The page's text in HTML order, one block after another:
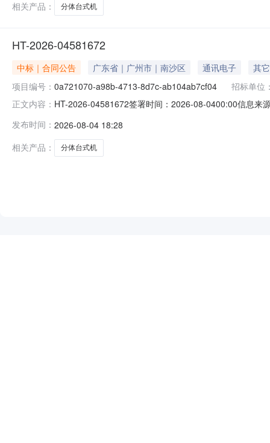
相关产品：
分体台式机
HT-2026-04581672
中标｜合同公告 广东省｜广州市｜南沙区 通讯电子
其它
项目编号： 0a721070-a98b-4713-8d7c-ab104ab7cf04
招标单位
正文内容： HT-2026-04581672签署时间：2026-08-0400:00信息来
2026-08-0400:00:00
发布时间： 2026-08-04 18:28
相关产品：
分体台式机